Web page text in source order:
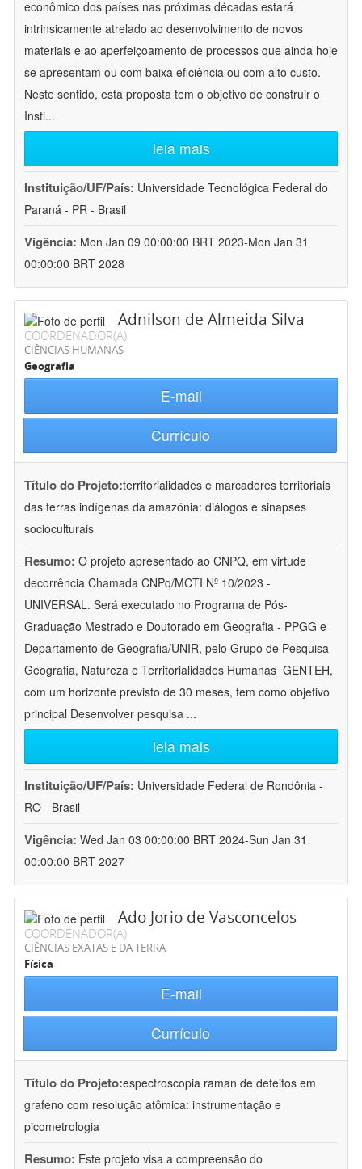
econômico dos países nas próximas décadas estará
intrinsicamente atrelado ao desenvolvimento de novos
materiais e ao aperfeiçoamento de processos que ainda hoje
se apresentam ou com baixa eficiência ou com alto custo.
Neste sentido, esta proposta tem o objetivo de construir o
Insti...
leia mais
Instituição/UF/País: Universidade Tecnológica Federal do
Paraná - PR - Brasil
Vigência: Mon Jan 09 00:00:00 BRT 2023-Mon Jan 31
00:00:00 BRT 2028
Adnilson de Almeida Silva
COORDENADOR(A)
CIÊNCIAS HUMANAS
Geografia
E-mail
Currículo
Título do Projeto:territorialidades e marcadores territoriais
das terras indígenas da amazônia: diálogos e sinapses
socioculturais
Resumo: O projeto apresentado ao CNPQ, em virtude
decorrência Chamada CNPq/MCTI Nº 10/2023 -
UNIVERSAL. Será executado no Programa de Pós-
Graduação Mestrado e Doutorado em Geografia - PPGG e
Departamento de Geografia/UNIR, pelo Grupo de Pesquisa
Geografia, Natureza e Territorialidades Humanas  GENTEH,
com um horizonte previsto de 30 meses, tem como objetivo
principal Desenvolver pesquisa ...
leia mais
Instituição/UF/País: Universidade Federal de Rondônia -
RO - Brasil
Vigência: Wed Jan 03 00:00:00 BRT 2024-Sun Jan 31
00:00:00 BRT 2027
Ado Jorio de Vasconcelos
COORDENADOR(A)
CIÊNCIAS EXATAS E DA TERRA
Física
E-mail
Currículo
Título do Projeto:espectroscopia raman de defeitos em
grafeno com resolução atômica: instrumentação e
picometrologia
Resumo: Este projeto visa a compreensão do